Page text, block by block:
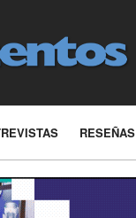
RESEÑAS